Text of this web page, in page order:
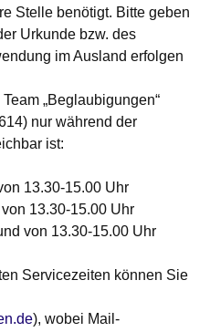
Stelle benötigt. Bitte geben
Urkunde bzw. des
im Ausland erfolgen
„Beglaubigungen“
nur während der
ist:
13.30-15.00 Uhr
13.30-15.00 Uhr
von 13.30-15.00 Uhr
Servicezeiten können Sie
), wobei Mail-